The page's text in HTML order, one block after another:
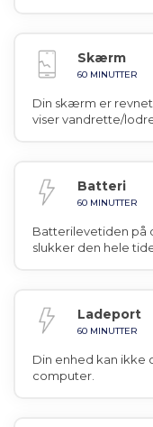
Skærm
60 MINUTTER
Din skærm er
viser vandrette/
Batteri
60 MINUTTER
Batterilevetiden på
slukker den hele
Ladeport
60 MINUTTER
Din enhed kan ikke
computer.